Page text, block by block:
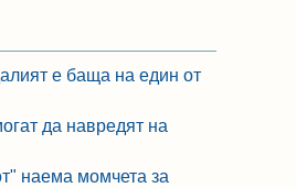
е баща на един от
да навредят на
наема момчета за